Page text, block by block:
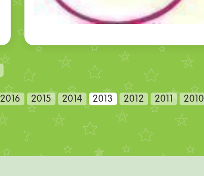
2016 2015 2014 2013 2012 2011 2010